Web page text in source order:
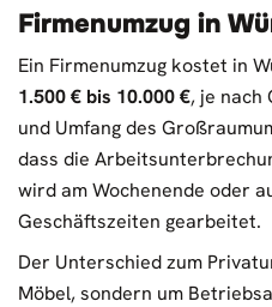
Firmenumzug in
Ein Firmenumzug kostet in
1.500 € bis 10.000 €, je nach
und Umfang des
dass die
wird am Wochenende oder
Geschäftszeiten gearbeitet.
Der Unterschied zum
Möbel, sondern um